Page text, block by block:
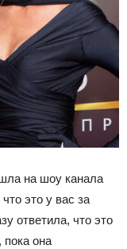
на шоу канала
это у вас за
ответила, что это
она